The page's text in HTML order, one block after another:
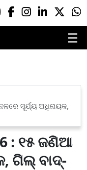
☰
ସୂର୍ଯ୍ୟ ଅଧିନାୟକ,
: ୧୫ ଜଣିଆ
ଗିଲ୍‌ ବାଦ୍‌-